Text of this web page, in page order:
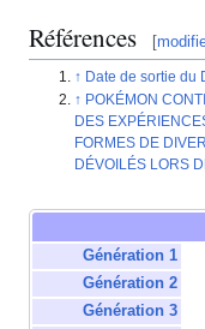
Références [
Date de sortie du
POKÉMON
DES
FORMES DE
DÉVOILÉS LORS
Génération 1
Génération 2
Génération 3